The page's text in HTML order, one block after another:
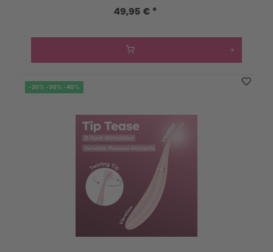
49,95 € *
-20% -30% -40%